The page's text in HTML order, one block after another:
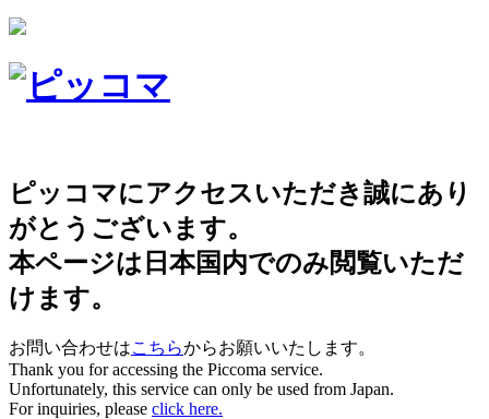
ピッコマにアクセスいただき誠にあり
がとうございます。
本ページは日本国内でのみ閲覧いただ
けます。
お問い合わせはこちらからお願いいたします。
Thank you for accessing the Piccoma service.
Unfortunately, this service can only be used from Japan.
For inquiries, please click here.